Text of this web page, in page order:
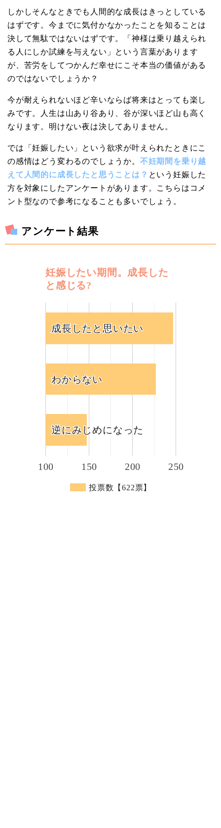
しかしそんなときでも人間的な成長はきっとしている
はずです。今までに気付かなかったことを知ることは
決して無駄ではないはずです。「神様は乗り越えられ
る人にしか試練を与えない」という言葉があります
が、苦労をしてつかんだ幸せにこそ本当の価値がある
のではないでしょうか？
今が耐えられないほど辛いならば将来はとっても楽し
みです。人生は山あり谷あり、谷が深いほど山も高く
なります。明けない夜は決してありません。
では「妊娠したい」という欲求が叶えられたときにこ
の感情はどう変わるのでしょうか。 不妊期間を乗り越
えて人間的に成長したと思うことは？ という妊娠した
方を対象にしたアンケートがあります。こちらはコメ
ント型なので参考になることも多いでしょう。
アンケート結果
妊娠したい期間。成長した
と感じる?
投票数【622票】
100 150 200 250
成長したと思いたい
成長したと思いたい
わからない
わからない
逆にみじめになった
逆にみじめになった